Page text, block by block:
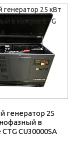
генератор 25
в
CU30000SA